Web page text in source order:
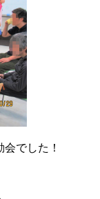
でした！